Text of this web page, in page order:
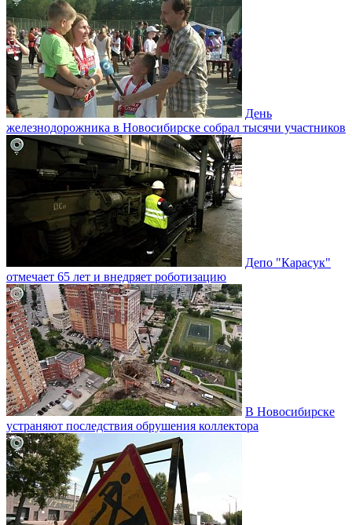
День
железнодорожника в Новосибирске собрал тысячи участников
Депо "Карасук"
отмечает 65 лет и внедряет роботизацию
В Новосибирске
устраняют последствия обрушения коллектора